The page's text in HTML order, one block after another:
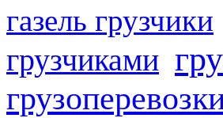
газель грузчики
грузчиками